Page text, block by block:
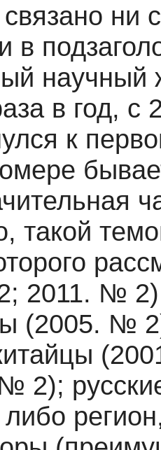
ни
в
в год,
к
такой
2011. №
(2005. №
2);